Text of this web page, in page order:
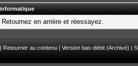
en arrière et réessayez.
| Retourner au contenu |Version bas-débit (Archivé) |